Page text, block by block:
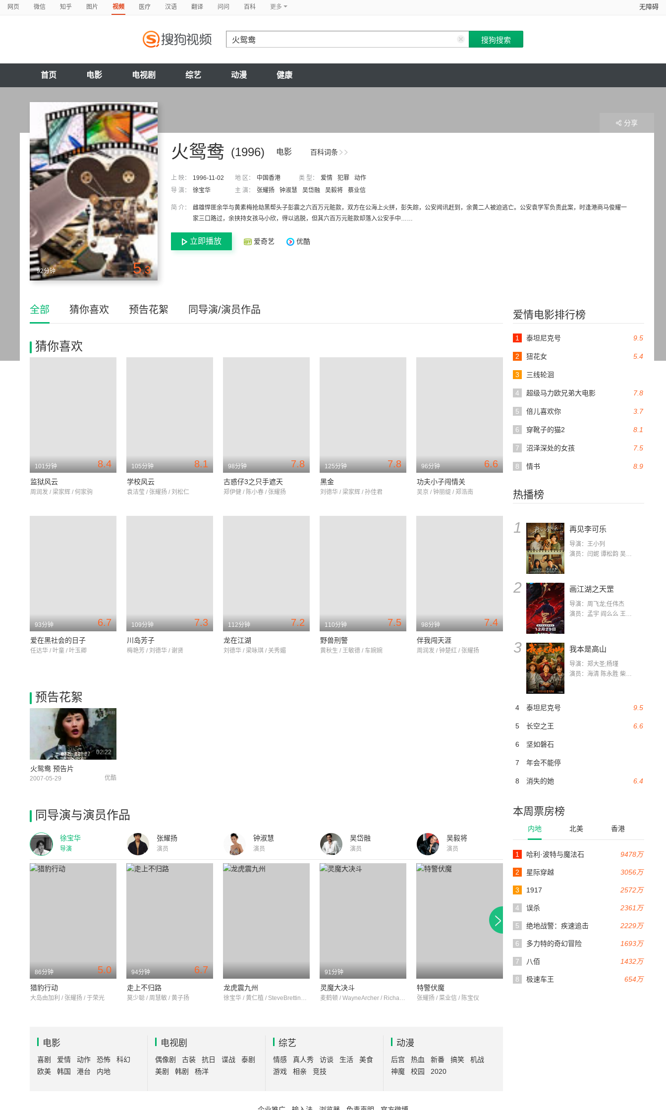
网页 微信 知乎 图片 视频 医疗 汉语 翻译 问问 百科 更多 无障碍
首页 电影 电视剧 综艺 动漫 健康
92分钟 5.3
百科词条
(1996) 电影
火鸳鸯
上 映： 1996-11-02 地 区： 中国香港 类 型： 爱情 犯罪
动作
导 演：
徐宝华 主 演： 张耀扬 钟淑慧 吴岱融 吴毅将 蔡业信
简 介：
雌雄悍匪余华与黄素梅抢劫黑帮头子彭震之六百万元赃款，双方在公海上火拼，彭失踪，公安闻讯赶到，余黄二人被迫逃亡。公安袁学军负责此案，时逢港商马俊耀一
家三口路过，余挟持女孩马小欣，得以逃脱，但其六百万元赃款却落入公安手中……
立即播放 爱奇艺 优酷
分享
爱情电影排行榜
9.5
1 泰坦尼克号
5.4
2 狃花女
3 三线轮洄
7.8
4 超级马力欧兄弟大电影
3.7
5 倍儿喜欢你
8.1
6 穿靴子的猫2
7.5
7 沼泽深处的女孩
8.9
8 情书
热播榜
1 再见李可乐
导演：王小列
演员：闫妮 谭松韵 吴京 蒋龙 赵小棠 冯雷 李虎城 平安 小七 小可乐
2 画江湖之天罡
导演：周飞龙;任伟杰
演员：孟宇 阎么么 王凯 郭政建 阎萌萌 杨默 高枫 齐斯伽 刘芊含 马程
3 我本是高山
导演：郑大圣;杨瑾
演员：海清 陈永胜 柴烨 王玥婷 万国鹏 美朵达瓦 赵瑞婷 罗解艳 郭莉娜 潘家艳
9.5
4 泰坦尼克号
6.6
5 长空之王
6 坚如磐石
7 年会不能停
6.4
8 消失的她
本周票房榜
内地 北美 香港
9478万
1 哈利·波特与魔法石
3056万
2 星际穿越
2572万
3 1917
2361万
4 误杀
2229万
5 绝地战警：疾速追击
1693万
6 多力特的奇幻冒险
1432万
7 八佰
654万
8 极速车王
全部 猜你喜欢 预告花絮 同导演/演员作品
猜你喜欢
8.4
101分钟
监狱风云
周润发 / 梁家辉 / 何家驹
8.1
105分钟
学校风云
袁洁莹 / 张耀扬 / 刘松仁
7.8
98分钟
古惑仔3之只手遮天
郑伊健 / 陈小春 / 张耀扬
7.8
125分钟
黑金
刘德华 / 梁家辉 / 孙佳君
6.6
96分钟
功夫小子闯情关
吴京 / 钟丽缇 / 郑浩南
6.7
93分钟
爱在黑社会的日子
任达华 / 叶童 / 叶玉卿
7.3
109分钟
川岛芳子
梅艳芳 / 刘德华 / 谢贤
7.2
112分钟
龙在江湖
刘德华 / 梁咏琪 / 关秀媚
7.5
110分钟
野兽刑警
黄秋生 / 王敏德 / 车婉婉
7.4
98分钟
伴我闯天涯
周润发 / 钟楚红 / 张耀扬
预告花絮
02:22
火鸳鸯 预告片
2007-05-29 优酷
同导演与演员作品
徐宝华
导演
张耀扬
演员
钟淑慧
演员
吴岱融
演员
吴毅将
演员
5.0
86分钟
猎豹行动
大岛由加利 / 张耀扬 / 于荣光
6.7
94分钟
走上不归路
莫少聪 / 周慧敏 / 黄子扬
龙虎震九州
徐宝华 / 黄仁植 / SteveBrettingham
91分钟
灵魔大决斗
麦鹤顿 / WayneArcher / RichardEdwards
特警伏魔
张耀扬 / 菜业信 / 陈宝仪
电影
喜剧 爱情 动作 恐怖
科幻
欧美
韩国 港台 内地
电视剧
偶像剧 古装 抗日 谍战
泰剧
美剧
韩剧 杨洋
综艺
情感 真人秀 访谈 生活
美食
游戏
相亲 竞技
动漫
后宫 热血 新番 搞笑
机战
神魔
校园 2020